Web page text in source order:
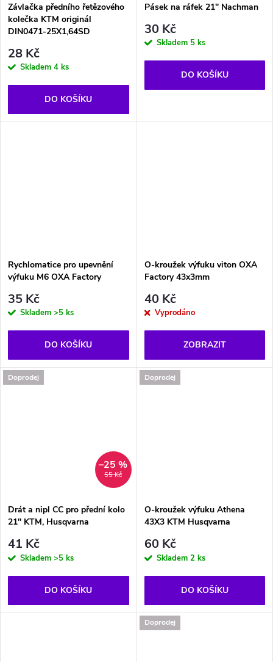
Závlačka předního řetězového
kolečka KTM originál
DIN0471-25X1,64SD
28 Kč
Skladem 4 ks
DO KOŠÍKU
Pásek na ráfek 21" Nachman
30 Kč
Skladem 5 ks
DO KOŠÍKU
Rychlomatice pro upevnění
výfuku M6 OXA Factory
35 Kč
Skladem >5 ks
DO KOŠÍKU
O-kroužek výfuku viton OXA
Factory 43x3mm
40 Kč
Vyprodáno
ZOBRAZIT
Doprodej
55 Kč
–25 %
Drát a nipl CC pro přední kolo
21'' KTM, Husqvarna
41 Kč
Skladem >5 ks
DO KOŠÍKU
Doprodej
O-kroužek výfuku Athena
43X3 KTM Husqvarna
60 Kč
Skladem 2 ks
DO KOŠÍKU
Doprodej